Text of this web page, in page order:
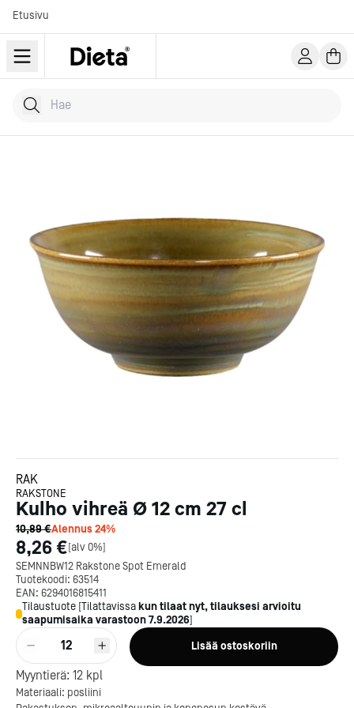
Etusivu
Hae tuotteita
Kirjoita hakusana...
RAK
RAKSTONE
Kulho vihreä Ø 12 cm 27 cl
10,89 €Alennus24%
8,26 €[alv 0%]
SEMNNBW12 Rakstone Spot Emerald
Tuotekoodi: 63514
EAN: 6294016815411
Tilaustuote [Tilattavissa kun tilaat nyt, tilauksesi arvioitu
saapumisaika varastoon7.9.2026]
12 Lisää ostoskoriin
Myyntierä: 12 kpl
Materiaali: posliini
Kotipizza on vuonna 1987
perustettu yritys, jolla on yli